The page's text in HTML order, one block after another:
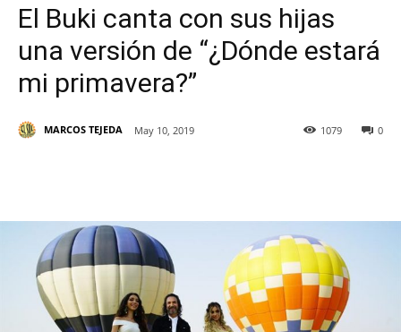
El Buki canta con sus hijas
una versión de “¿Dónde estará
mi primavera?”
MARCOS TEJEDA May 10, 2019 0
1079